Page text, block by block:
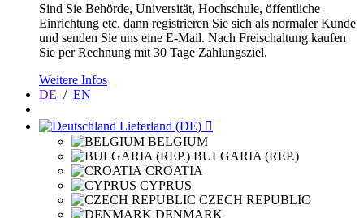
Sind Sie Behörde, Universität, Hochschule, öffentliche
Einrichtung etc. dann registrieren Sie sich als normaler Kunde
und senden Sie uns eine E-Mail. Nach Freischaltung kaufen
Sie per Rechnung mit 30 Tage Zahlungsziel.
Weitere Infos
DE / EN
Lieferland (DE) 
BELGIUM
BULGARIA (REP.)
CROATIA
CYPRUS
CZECH REPUBLIC
DENMARK